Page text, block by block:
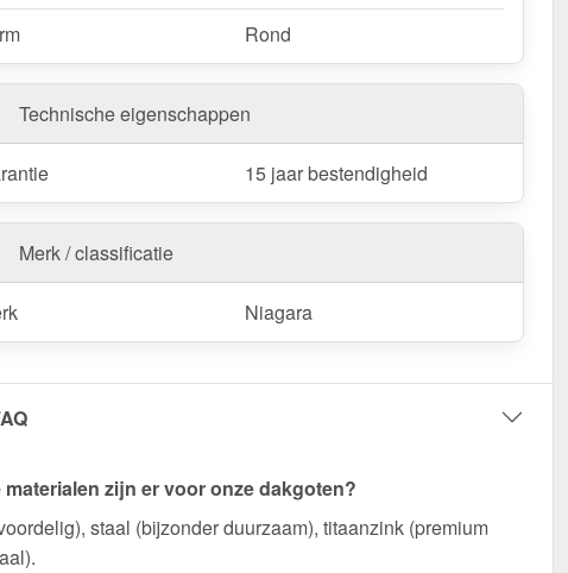
Rond
Technische eigenschappen
15 jaar bestendigheid
Merk / classificatie
Niagara
materialen zijn er voor onze dakgoten?
staal (bijzonder duurzaam), titaanzink (premium